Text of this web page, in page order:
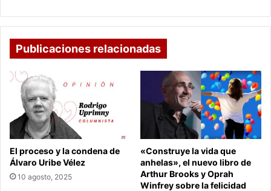
Publicaciones relacionadas
El proceso y la condena de
Álvaro Uribe Vélez
10 agosto, 2025
«Construye la vida que
anhelas», el nuevo libro de
Arthur Brooks y Oprah
Winfrey sobre la felicidad